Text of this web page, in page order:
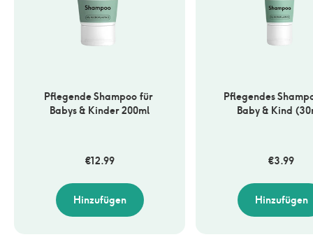
Pflegende Shampoo für
Babys & Kinder 200ml
€12.99
Hinzufügen
Pflegendes
Baby & Kind
€3.99
Hinzufügen